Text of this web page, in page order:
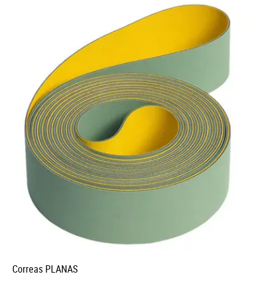
Correas PLANAS